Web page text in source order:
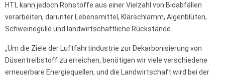
HTL kann jedoch Rohstoffe aus einer Vielzahl von Bioabfällen
verarbeiten, darunter Lebensmittel, Klärschlamm, Algenblüten,
Schweinegülle und landwirtschaftliche Rückstände.
„Um die Ziele der Luftfahrtindustrie zur Dekarbonisierung von
Düsentreibstoff zu erreichen, benötigen wir viele verschiedene
erneuerbare Energiequellen, und die Landwirtschaft wird bei der